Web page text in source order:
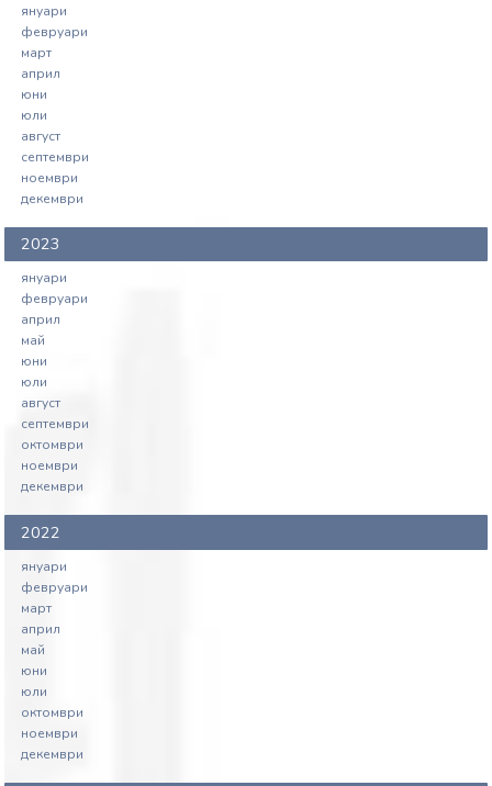
януари
февруари
март
април
юни
юли
август
септември
ноември
декември
2023
януари
февруари
април
май
юни
юли
август
септември
октомври
ноември
декември
2022
януари
февруари
март
април
май
юни
юли
октомври
ноември
декември